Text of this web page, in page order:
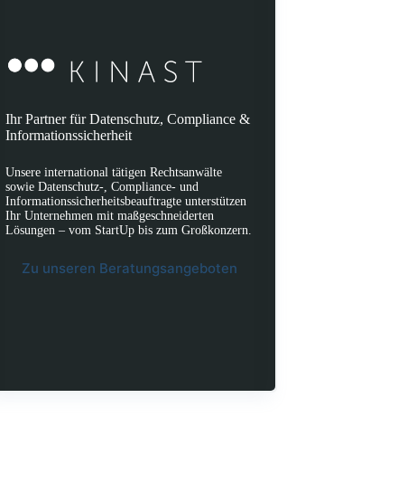
Ihr Partner für Datenschutz, Compliance &
Informationssicherheit
Unsere international tätigen Rechtsanwälte
sowie Datenschutz-, Compliance- und
Informationssicherheitsbeauftragte unterstützen
Ihr Unternehmen mit maßgeschneiderten
Lösungen – vom StartUp bis zum Großkonzern.
Zu unseren Beratungsangeboten